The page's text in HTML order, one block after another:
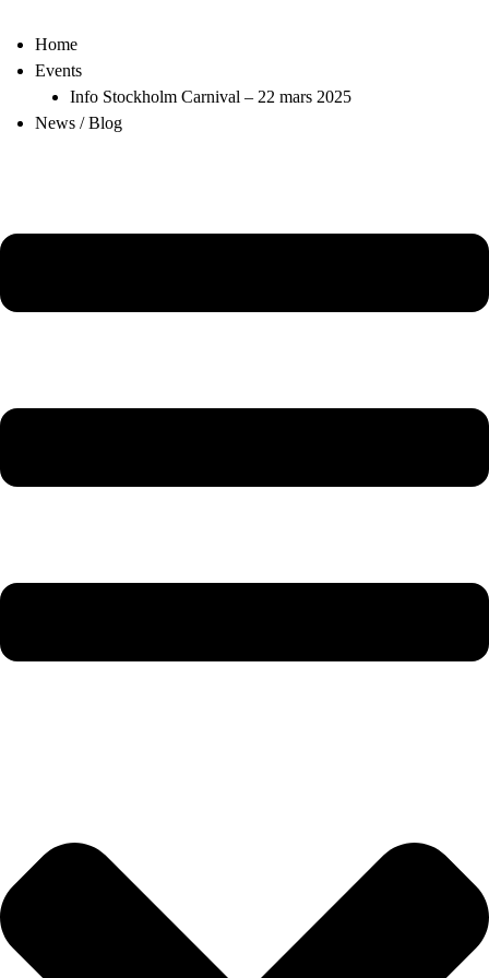
Home
Events
Info Stockholm Carnival – 22 mars 2025
News / Blog